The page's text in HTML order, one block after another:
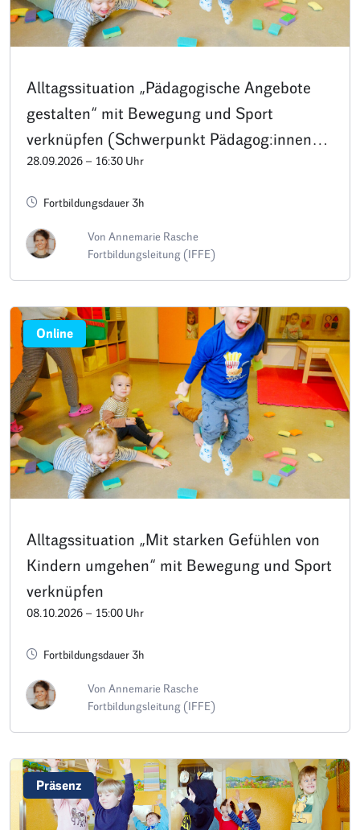
Alltagssituation „Pädagogische Angebote
gestalten“ mit Bewegung und Sport
verknüpfen (Schwerpunkt Pädagog:innen
und Leitungen im Kita- und U3-Bereich)
28.09.2026 – 16:30 Uhr
Fortbildungsdauer 3h
Von Annemarie Rasche
Fortbildungsleitung (IFFE)
Online
Alltagssituation „Mit starken Gefühlen von
Kindern umgehen“ mit Bewegung und Sport
verknüpfen
08.10.2026 – 15:00 Uhr
Fortbildungsdauer 3h
Von Annemarie Rasche
Fortbildungsleitung (IFFE)
Präsenz